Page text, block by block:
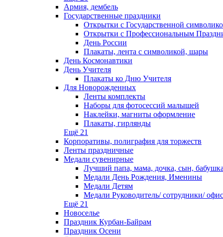
Армия, дембель
Государственные праздники
Открытки с Государственной
Открытки с Профессиональным
День России
Плакаты, лента с символикой, шары
День Космонавтики
День Учителя
Плакаты ко Дню Учителя
Для Новорожденных
Ленты комплекты
Наборы для фотосессий малышей
Наклейки, магниты оформление
Плакаты, гирлянды
Ещё 21
Корпоративы, полиграфия для торжеств
Ленты праздничные
Медали сувенирные
Лучший папа, мама, дочка, сын,
Медали День Рождения, Именины
Медали Детям
Медали Руководитель/ сотрудники/ офис
Ещё 21
Новоселье
Праздник Курбан-Байрам
Праздник Осени